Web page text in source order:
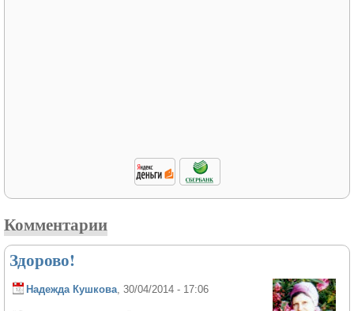
Комментарии
Здорово!
Надежда Кушкова, 30/04/2014 - 17:06